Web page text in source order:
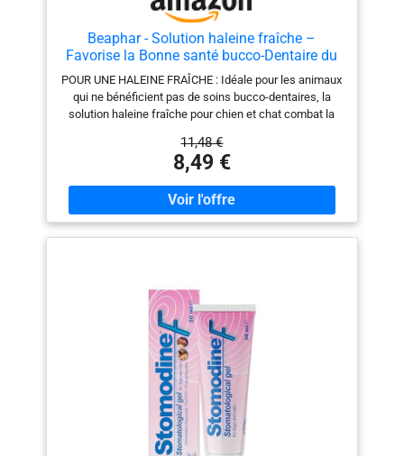
Beaphar - Solution haleine fraîche –
Favorise la Bonne santé bucco-Dentaire du
Chien et du Chat sans brossage ni rinçage –
Élimine la Plaque Dentaire – Empêche la
Formation de tartre - 250 ML
POUR UNE HALEINE FRAÎCHE : Idéale pour les animaux
qui ne bénéficient pas de soins bucco-dentaires, la
solution haleine fraîche pour chien et chat combat la
UNE DENTITION PLUS SAINE : À base de menthol pour
rafraîchir l'haleine en continu, cette solution s'oppose à
la formation de la plaque dentaire responsable de
caries et de problèmes de gencives. CONSEILS
D'UTILISATION : Chaque jour, mélangez 10 ml de
solution dans 1 litre d'eau à donner à boire à l'animal
de la plaque dentaire avant sa transformation en tartre.
La chlorhexidine a une action antibactérienne qui
permet de réduire la plaque. NOS ANIMAUX SONT
AUSSI NOTRE FAMILLE : Pour préserver le bien-être de
nos compagnons à 4 pattes, Beaphar donne accès à
tous les propriétaires à des soins et des produits de
qualité à des prix abordables.
11,48 €
8,49 €